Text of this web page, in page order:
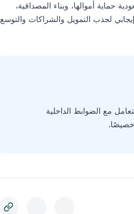
حماية أموالها، وبناء المصداقية،
لجذب التمويل والشراكات والتوسع
مع الضوابط الداخلية
خصيصًا.